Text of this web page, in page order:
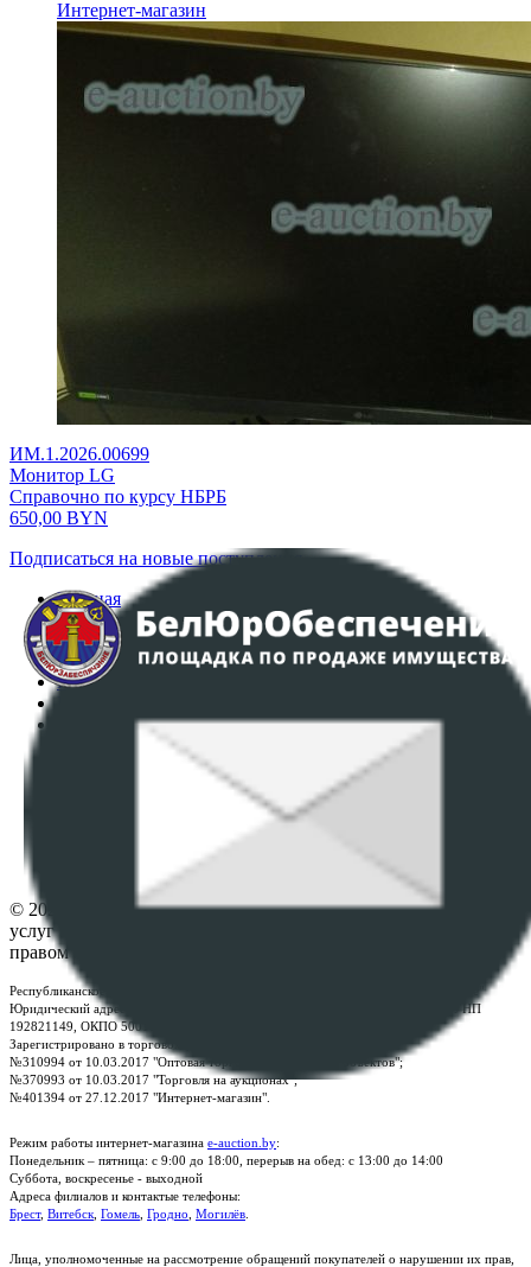
Интернет-магазин
ИМ.1.2026.00699
Монитор LG
Справочно по курсу НБРБ
650,00 BYN
Подписаться на новые поступления
Главная
Аукционы
Интернет-магазин
Регламент организации и проведения торгов
Политика в отношении обработки персональных
ПОЛОЖЕНИЕ О ПОЛИТИКЕ ОБРАБОТКИ COOKIE-
Настройки cookie-файлов
© 2026 Республиканское унитарное предприятие по оказанию
услуг "БелЮрОбеспечение" - Все права защищены авторским
правом
Республиканское унитарное предприятие по оказанию услуг "БелЮрОбеспечение"
Юридический адрес: г. Минск, пр-т. Дзержинского, 1Б, e-mail:
, УНП
192821149, ОКПО 500111895000
Зарегистрировано в торговом реестре Республики Беларусь:
№310994 от 10.03.2017 "Оптовая торговля без торговых объектов";
№370993 от 10.03.2017 "Торговля на аукционах";
№401394 от 27.12.2017 "Интернет-магазин".
Режим работы интернет-магазина e-auction.by:
Понедельник – пятница: с 9:00 до 18:00, перерыв на обед: с 13:00 до 14:00
Суббота, воскресенье - выходной
Адреса филиалов и контактые телефоны:
Брест, Витебск Гомель Гродно Могилёв
Лица, уполномоченные на рассмотрение обращений покупателей о нарушении их прав,